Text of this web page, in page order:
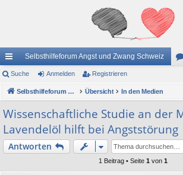
ch
ne
llz
ug
riff
Selbsthilfeforum Angst und Zwang Schweiz
Suche Anmelden Registrieren
Selbsthilfeforum Angst und Zwang Schweiz Übersicht In den Medien
Wissenschaftliche Studie an der
Lavendelöl hilft bei Angststörung
Antworten
1 Beitrag • Seite 1 von 1